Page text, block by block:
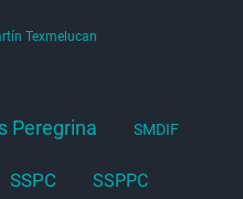
Texmelucan
Peregrina SMDIF
SSPC SSPPC